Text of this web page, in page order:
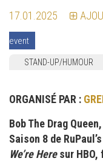
17.01.2025
event
STAND-UP/HUMOUR
ORGANISÉ PAR :
Bob The Drag
Saison 8 de
We’re Heresur HBO,